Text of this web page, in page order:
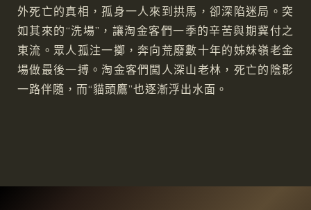
外死亡的真相，孤身一人來到拱馬，卻深陷迷局。突
如其來的“洗場”，讓淘金客們一季的辛苦與期冀付之
東流。眾人孤注一擲，奔向荒廢數十年的姊妹嶺老金
場做最後一搏。淘金客們闖人深山老林，死亡的陰影
一路伴隨，而“貓頭鷹”也逐漸浮出水面。